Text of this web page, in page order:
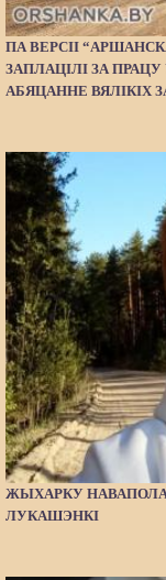
ПА ВЕРСІІ
ЗАПЛАЦІЛІ ЗА
АБЯЦАННЕ ВЯЛІКІХ
ЖЫХАРКУ
ЛУКАШЭНКІ